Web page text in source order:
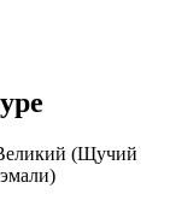
(Щучий